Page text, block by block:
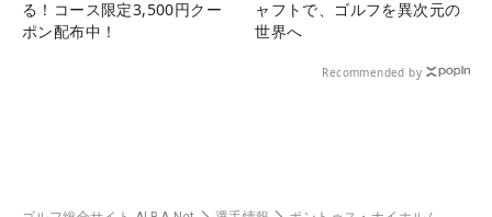
る！コース限定3,500円クー
ポン配布中！
ャフトで、ゴルフを異次元の
世界へ
Recommended by